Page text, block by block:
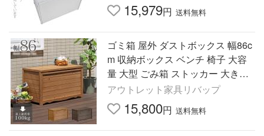
足立製作所
15,979円 送料無料
ゴミ箱 屋外 ダストボックス 幅86c
m 収納ボックス ベンチ 椅子 大容
量 大型 ごみ箱 ストッカー 大きい
長方形 gastr (屋外収納 木製 ステイ
ン塗装)
アウトレット家具リバップ
15,800円 送料無料